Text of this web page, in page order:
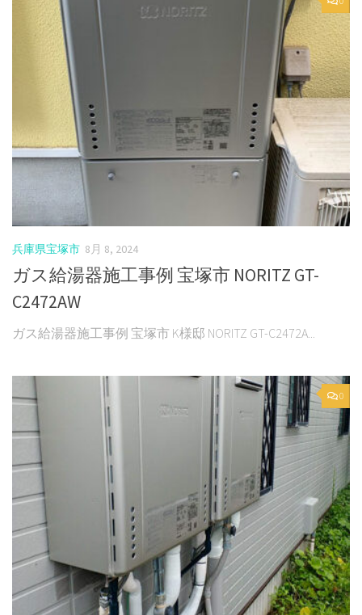
兵庫県宝塚市 8月 8, 2024
ガス給湯器施工事例 宝塚市 NORITZ GT-
C2472AW
ガス給湯器施工事例 宝塚市 K様邸 NORITZ GT-C2472A...
0